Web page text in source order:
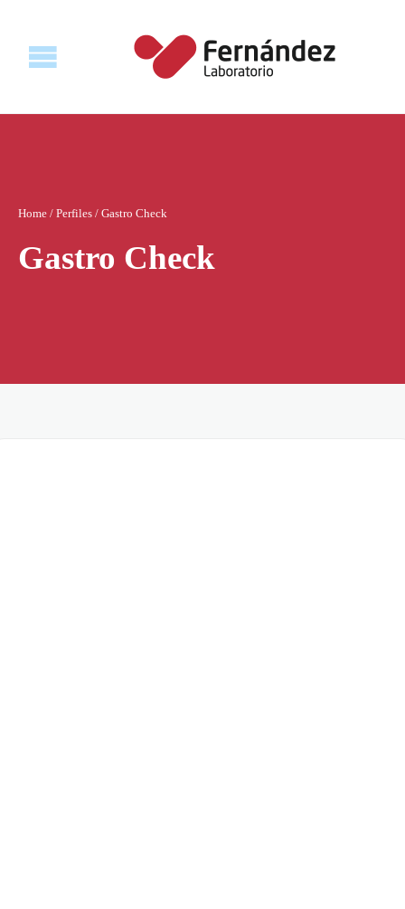
Home / Perfiles / Gastro Check
Gastro Check